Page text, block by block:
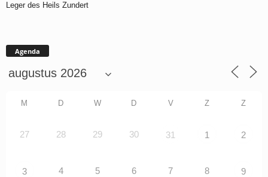
Leger des Heils Zundert
Agenda
M D W D V Z Z
27 28 29 30 31 1 2
3 4 5 6 7 8 9